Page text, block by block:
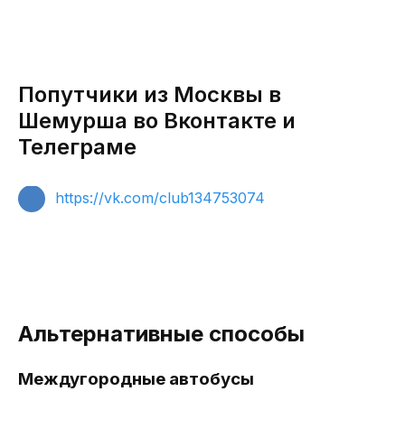
Попутчики из Москвы в
Шемурша во Вконтакте и
Телеграме
https://vk.com/club134753074
Альтернативные способы
Междугородные автобусы